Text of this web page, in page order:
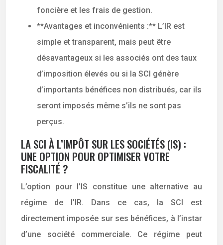
foncière et les frais de gestion.
**Avantages et inconvénients :** L’IR est
simple et transparent, mais peut être
désavantageux si les associés ont des taux
d’imposition élevés ou si la SCI génère
d’importants bénéfices non distribués, car ils
seront imposés même s’ils ne sont pas
perçus.
LA SCI À L’IMPÔT SUR LES SOCIÉTÉS (IS) :
UNE OPTION POUR OPTIMISER VOTRE
FISCALITÉ ?
L’option pour l’IS constitue une alternative au
régime de l’IR. Dans ce cas, la SCI est
directement imposée sur ses bénéfices, à l’instar
d’une société commerciale. Ce régime peut